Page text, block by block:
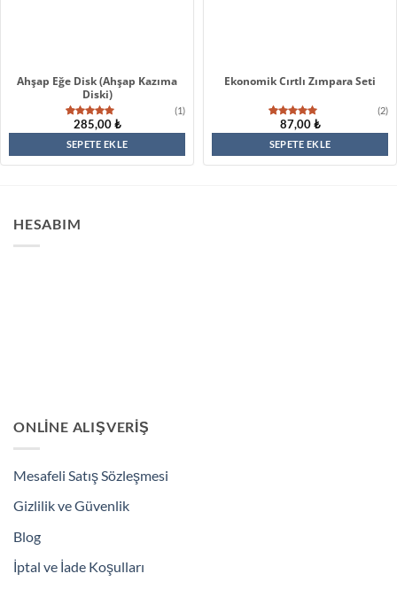
Ahşap Eğe Disk (Ahşap Kazıma
Diski)
müşteri
puanına
dayanarak
5 üzerinden
5.00puan
(1)
285,00₺
SEPETE EKLE
Ekonomik Cırtlı Zımpara Seti
müşteri
puanına
dayanarak
5 üzerinden
5.00puan
(2)
87,00₺
SEPETE EKLE
HESABIM
ONLINE ALIŞVERIŞ
Mesafeli Satış Sözleşmesi
Gizlilik ve Güvenlik
Blog
İptal ve İade Koşulları